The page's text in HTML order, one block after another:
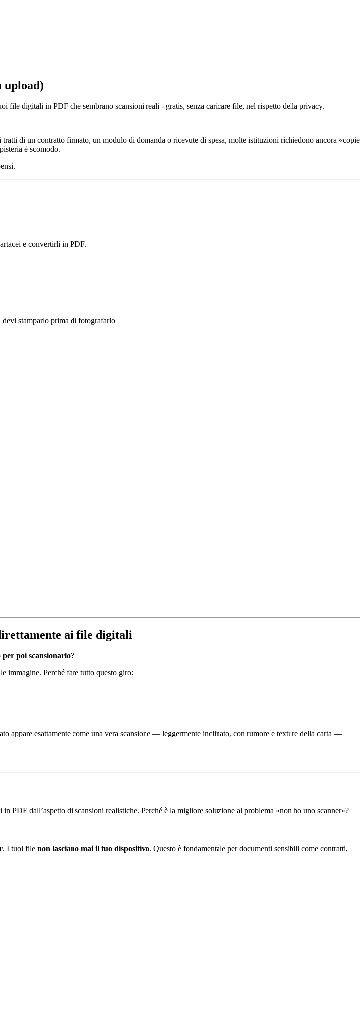
upload)
file digitali in PDF che sembrano scansioni reali - gratis, senza caricare file, nel rispetto della privacy.
di un contratto firmato, un modulo di domanda o ricevute di spesa, molte istituzioni richiedono ancora «copie
è scomodo.
e convertirli in PDF.
stamparlo prima di fotografarlo
ai file digitali
poi scansionarlo?
immagine. Perché fare tutto questo giro:
appare esattamente come una vera scansione — leggermente inclinato, con rumore e texture della carta —
PDF dall’aspetto di scansioni realistiche. Perché è la migliore soluzione al problema «non ho uno scanner»?
. I tuoi file non lasciano mai il tuo dispositivo. Questo è fondamentale per documenti sensibili come contratti,